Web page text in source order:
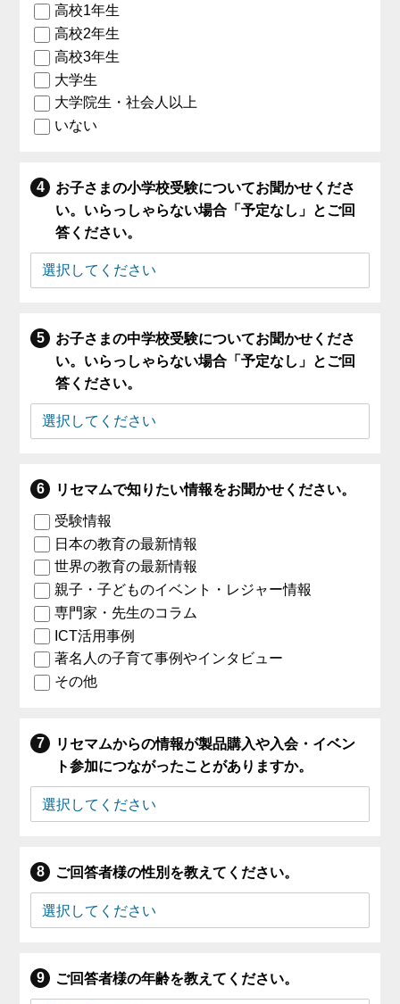
高校1年生
高校2年生
高校3年生
大学生
大学院生・社会人以上
いない
お子さまの小学校受験についてお聞かせくださ
い。いらっしゃらない場合「予定なし」とご回
答ください。
お子さまの中学校受験についてお聞かせくださ
い。いらっしゃらない場合「予定なし」とご回
答ください。
リセマムで知りたい情報をお聞かせください。
受験情報
日本の教育の最新情報
世界の教育の最新情報
親子・子どものイベント・レジャー情報
専門家・先生のコラム
ICT活用事例
著名人の子育て事例やインタビュー
その他
リセマムからの情報が製品購入や入会・イベン
ト参加につながったことがありますか。
ご回答者様の性別を教えてください。
ご回答者様の年齢を教えてください。